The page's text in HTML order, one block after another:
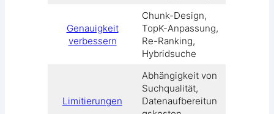
Genauigkeit
verbessern
Chunk-Design,
TopK-Anpassung,
Re-Ranking,
Hybridsuche
Limitierungen
Abhängigkeit von
Suchqualität,
Datenaufbereitun